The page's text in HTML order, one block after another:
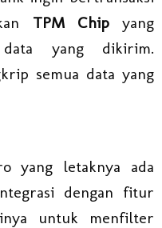
TPM Chipyang
data yang dikirim.
semua data yang
yang letaknya ada
dengan fitur
untuk menfilter